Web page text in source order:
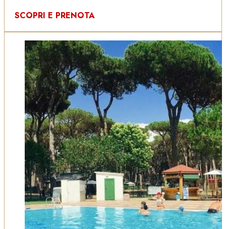
SCOPRI E PRENOTA